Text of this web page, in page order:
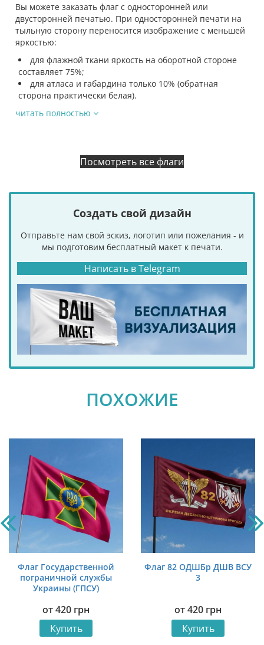
Вы можете заказать флаг с односторонней или
двусторонней печатью. При односторонней печати на
тыльную сторону переносится изображение с меньшей
яркостью:
для флажной ткани яркость на оборотной стороне
составляет 75%;
для атласа и габардина только 10% (обратная
сторона практически белая).
читать полностью
Посмотреть все флаги
Создать свой дизайн
Отправьте нам свой эскиз, логотип или пожелания - и
мы подготовим бесплатный макет к печати.
Написать в Telegram
ПОХОЖИЕ
Флаг Государственной
пограничной службы
Украины (ГПСУ)
от420 грн
Купить
Флаг 82 ОДШБр ДШВ ВСУ
3
от420 грн
Купить